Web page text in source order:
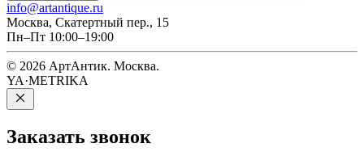
info@artantique.ru
Москва, Скатертный пер., 15
Пн–Пт 10:00–19:00
© 2026 АртАнтик. Москва.
YA·METRIKA
Заказать звонок